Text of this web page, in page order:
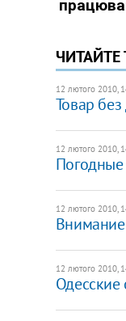
12 лютого 2010,
Товар
12 лютого 2010,
Погодные
12 лютого 2010,
12 лютого 2010,
Одесские